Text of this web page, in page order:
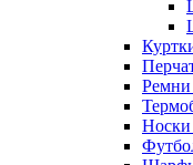
Ремни
Носки